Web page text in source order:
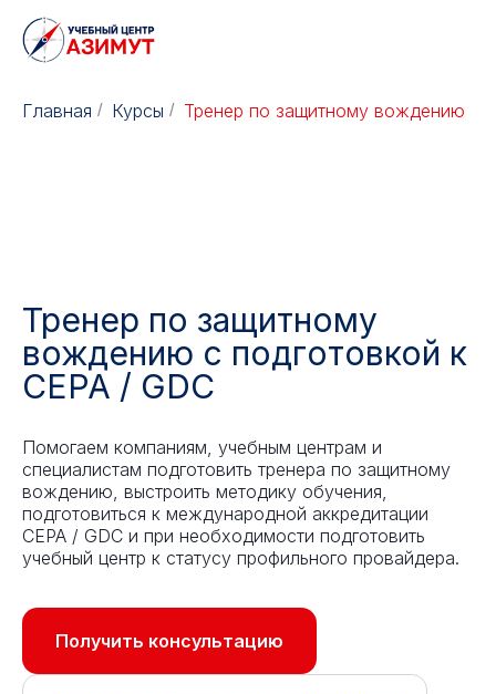
Главная / Курсы / Тренер по защитному вождению
Тренер по защитному
вождению с подготовкой к
CEPA / GDC
Помогаем компаниям, учебным центрам и
специалистам подготовить тренера по защитному
вождению, выстроить методику обучения,
подготовиться к международной аккредитации
CEPA / GDC и при необходимости подготовить
учебный центр к статусу профильного провайдера.
Получить консультацию